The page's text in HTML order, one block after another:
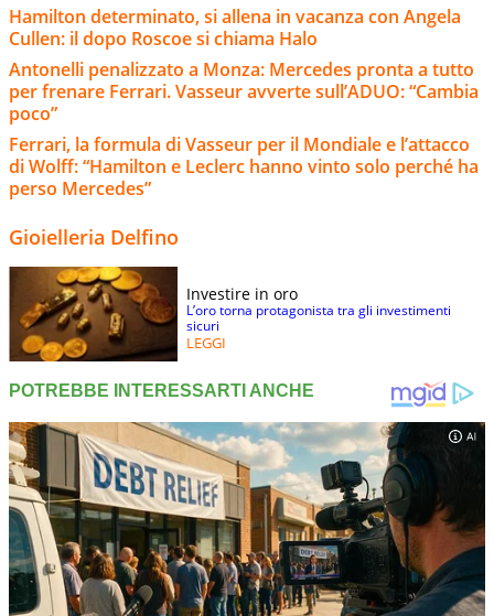
Hamilton determinato, si allena in vacanza con Angela
Cullen: il dopo Roscoe si chiama Halo
Antonelli penalizzato a Monza: Mercedes pronta a tutto
per frenare Ferrari. Vasseur avverte sull’ADUO: “Cambia
poco”
Ferrari, la formula di Vasseur per il Mondiale e l’attacco
di Wolff: “Hamilton e Leclerc hanno vinto solo perché ha
perso Mercedes”
Gioielleria Delfino
Investire in oro
L’oro torna protagonista tra gli investimenti
sicuri
LEGGI